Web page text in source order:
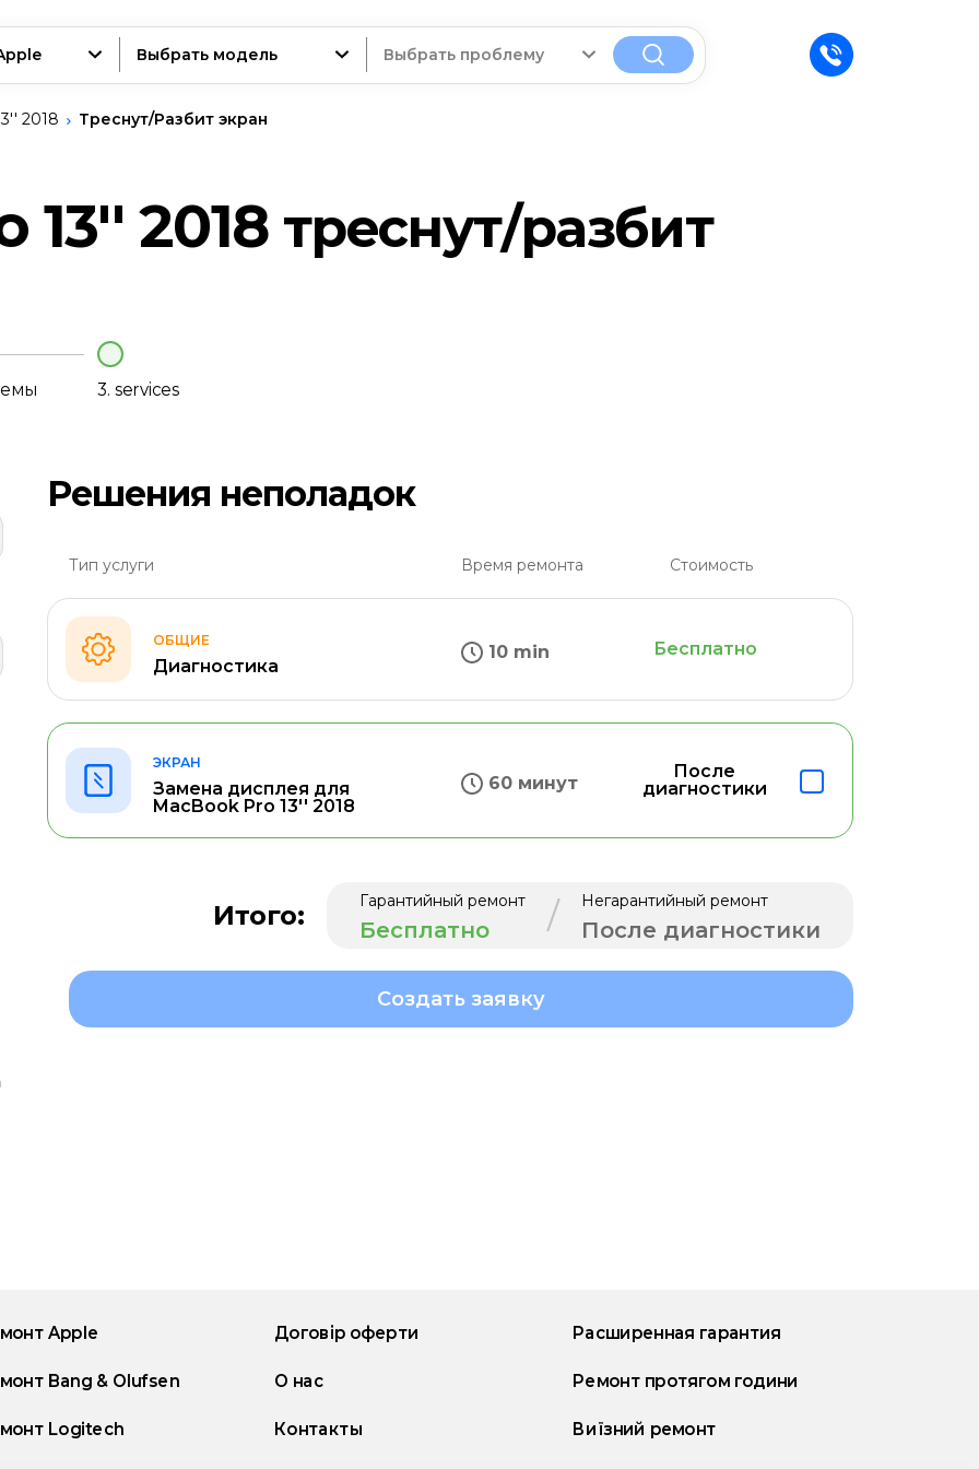
Выбрать модель Выбрать проблему
2018 Треснут/Разбит экран
13'' 2018 треснут/разбит
3. services
Решения неполадок
Тип услуги Время ремонта Стоимость
ОБЩИЕ
Диагностика
10 min Бесплатно
ЭКРАН
Замена дисплея для
MacBook Pro 13'' 2018
60 минут
После
диагностики
Итого: Гарантийный ремонт
Бесплатно / Негарантийный ремонт
После диагностики
Создать заявку
Apple
Bang & Olufsen
Logitech
Договір оферти
О нас
Контакты
Расширенная гарантия
Ремонт протягом години
Виїзний ремонт